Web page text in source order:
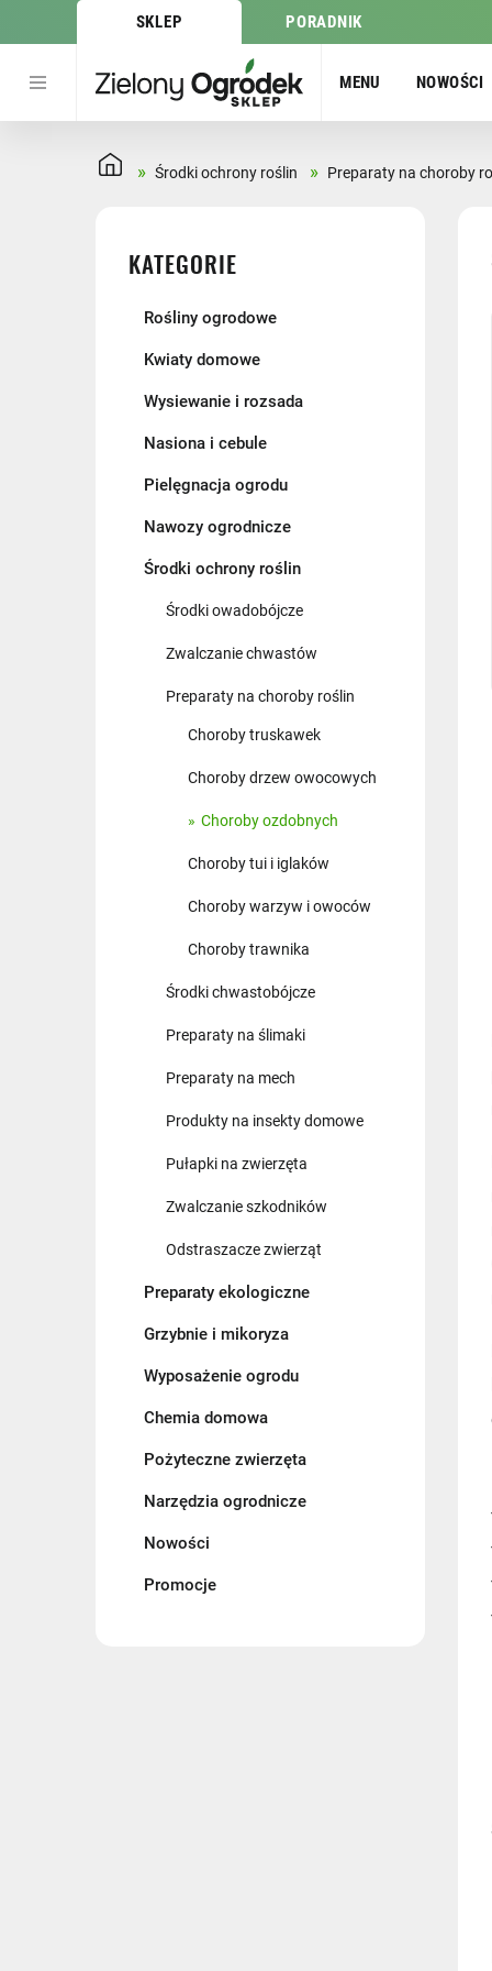
SKLEP PORADNIK
MENU NOWOŚCI
» Środki ochrony roślin » Preparaty na choroby
KATEGORIE
Rośliny ogrodowe
Kwiaty domowe
Wysiewanie i rozsada
Nasiona i cebule
Pielęgnacja ogrodu
Nawozy ogrodnicze
Środki ochrony roślin
Środki owadobójcze
Zwalczanie chwastów
Preparaty na choroby roślin
Choroby truskawek
Choroby drzew owocowych
Choroby ozdobnych
Choroby tui i iglaków
Choroby warzyw i owoców
Choroby trawnika
Środki chwastobójcze
Preparaty na ślimaki
Preparaty na mech
Produkty na insekty domowe
Pułapki na zwierzęta
Zwalczanie szkodników
Odstraszacze zwierząt
Preparaty ekologiczne
Grzybnie i mikoryza
Wyposażenie ogrodu
Chemia domowa
Pożyteczne zwierzęta
Narzędzia ogrodnicze
Nowości
Promocje